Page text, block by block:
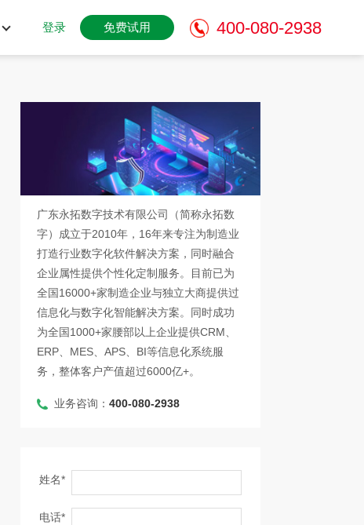
登录 免费试用 400-080-2938
广东永拓数字技术有限公司（简称永拓数
字）成立于2010年，16年来专注为制造业
打造行业数字化软件解决方案，同时融合
企业属性提供个性化定制服务。目前已为
全国16000+家制造企业与独立大商提供过
信息化与数字化智能解决方案。同时成功
为全国1000+家腰部以上企业提供CRM、
ERP、MES、APS、BI等信息化系统服
务，整体客户产值超过6000亿+。
业务咨询：400-080-2938
姓名*
电话*